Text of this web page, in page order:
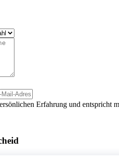
Erfahrung und entspricht